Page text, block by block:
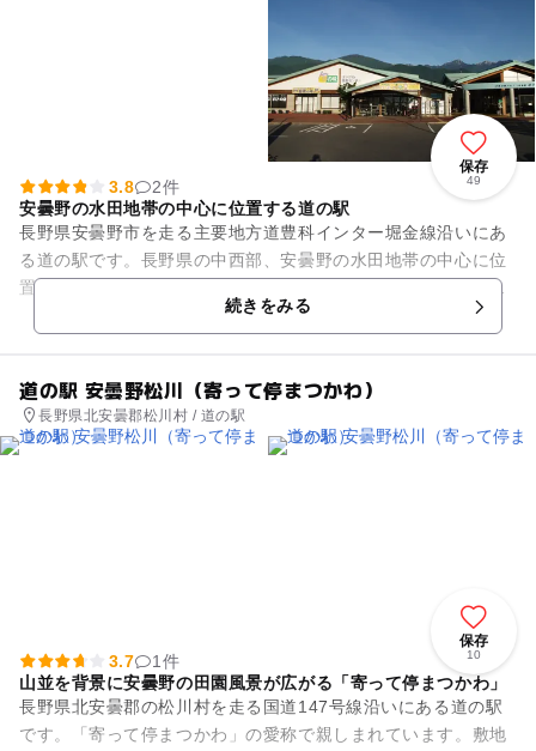
保存
49
3.8
2件
安曇野の水田地帯の中心に位置する道の駅
長野県安曇野市を走る主要地方道豊科インター堀金線沿いにあ
る道の駅です。長野県の中西部、安曇野の水田地帯の中心に位
置し、国営アルプスあづみの公園、県営烏川渓谷緑地の玄関口
となっています。敷地内の物...続きをみる
道の駅 安曇野松川（寄って停まつかわ）
長野県北安曇郡松川村 / 道の駅
保存
10
3.7
1件
山並を背景に安曇野の田園風景が広がる「寄って停まつかわ」
長野県北安曇郡の松川村を走る国道147号線沿いにある道の駅
です。「寄って停まつかわ」の愛称で親しまれています。敷地